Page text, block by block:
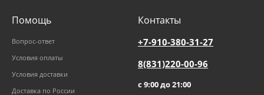
Помощь
Вопрос-ответ
Условия оплаты
Условия доставки
Доставка по России
Контакты
+7-910-380-31-27
8(831)220-00-96
с 9:00 до 21:00